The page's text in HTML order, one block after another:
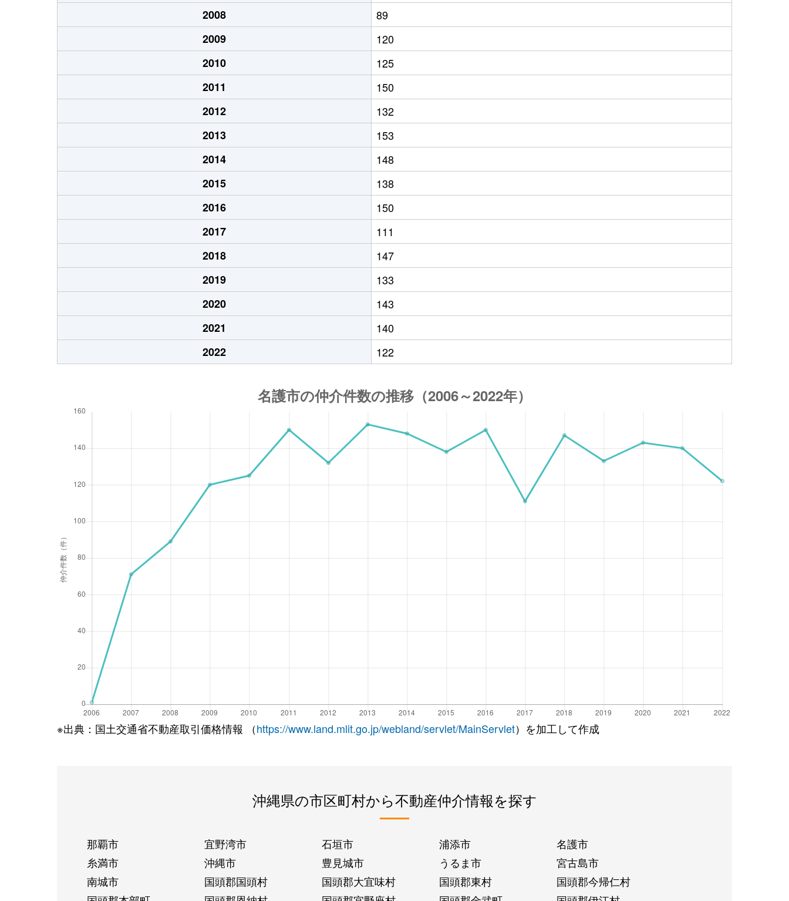
2008
89
2009
120
2010
125
2011
150
2012
132
2013
153
2014
148
2015
138
2016
150
2017
111
2018
147
2019
133
2020
143
2021
140
2022
122
※出典：国土交通省不動産取引価格情報 （https://www.land.mlit.go.jp/webland/servlet/MainServlet）を加工して作成
沖縄県の市区町村から不動産仲介情報を探す
那覇市 宜野湾市 石垣市 浦添市
名護市
糸満市
沖縄市 豊見城市 うるま市
宮古島市
南城市
国頭郡国頭村 国頭郡大宜味村 国頭郡東村
国頭郡今帰仁村